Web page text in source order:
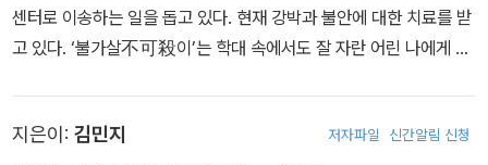
센터로 이송하는 일을 돕고 있다. 현재 강박과 불안에 대한 치료를 받
고 있다. ‘불가살不可殺이’는 학대 속에서도 잘 자란 어린 나에게 죽
지은이: 김민지 저자파일 신간알림 신청